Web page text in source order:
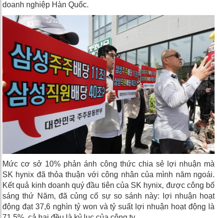
doanh nghiệp Hàn Quốc.
Mức cơ sở 10% phản ánh công thức chia sẻ lợi nhuận mà
SK hynix đã thỏa thuận với công nhân của mình năm ngoái.
Kết quả kinh doanh quý đầu tiên của SK hynix, được công bố
sáng thứ Năm, đã củng cố sự so sánh này: lợi nhuận hoạt
động đạt 37,6 nghìn tỷ won và tỷ suất lợi nhuận hoạt động là